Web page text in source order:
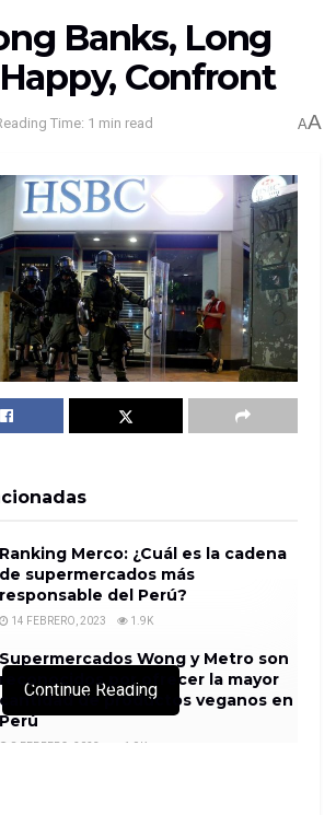
Banks, Long
Confront
Time: 1 min read AA
Ranking Merco: ¿Cuál es la cadena
de supermercados más
responsable del Perú?
14 FEBRERO, 2023 1.9K
Supermercados Wong y Metro son
reconocidos por ofrecer la mayor
cantidad de productos veganos en
Perú
8 FEBRERO, 2023 1.9K
Continue Reading